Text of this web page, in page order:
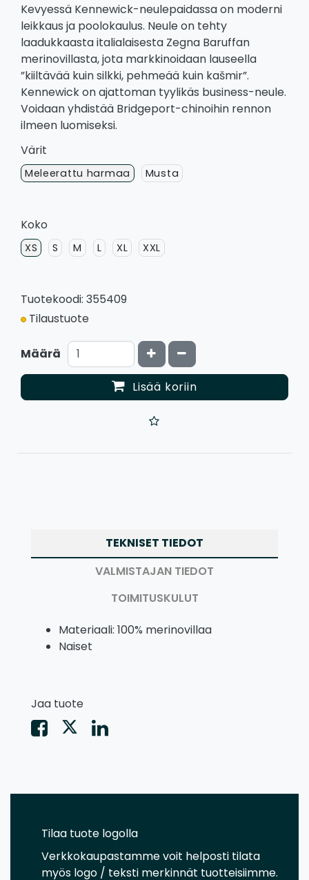
Kevyessä Kennewick-neulepaidassa on moderni
leikkaus ja poolokaulus. Neule on tehty
laadukkaasta italialaisesta Zegna Baruffan
merinovillasta, jota markkinoidaan lauseella
”kiiltävää kuin silkki, pehmeää kuin kašmir”.
Kennewick on ajattoman tyylikäs business-neule.
Voidaan yhdistää Bridgeport-chinoihin rennon
ilmeen luomiseksi.
Värit
Meleerattu harmaa Musta
Koko
XS S M L XL XXL
Tuotekoodi: 355409
Tilaustuote
Määrä Kasvata määrää
Vähennä määrää
Lisää koriin
TEKNISET TIEDOT
VALMISTAJAN TIEDOT
TOIMITUSKULUT
Materiaali: 100% merinovillaa
Naiset
Jaa tuote
Tilaa tuote logolla
Verkkokaupastamme voit helposti tilata
myös logo / teksti merkinnät tuotteisiimme.